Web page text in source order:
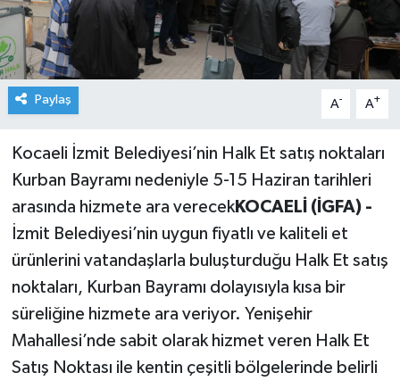
Paylaş A- A+
Kocaeli İzmit Belediyesi’nin Halk Et satış noktaları
Kurban Bayramı nedeniyle 5-15 Haziran tarihleri
arasında hizmete ara verecekKOCAELİ (İGFA) -
İzmit Belediyesi’nin uygun fiyatlı ve kaliteli et
ürünlerini vatandaşlarla buluşturduğu Halk Et satış
noktaları, Kurban Bayramı dolayısıyla kısa bir
süreliğine hizmete ara veriyor. Yenişehir
Mahallesi’nde sabit olarak hizmet veren Halk Et
Satış Noktası ile kentin çeşitli bölgelerinde belirli